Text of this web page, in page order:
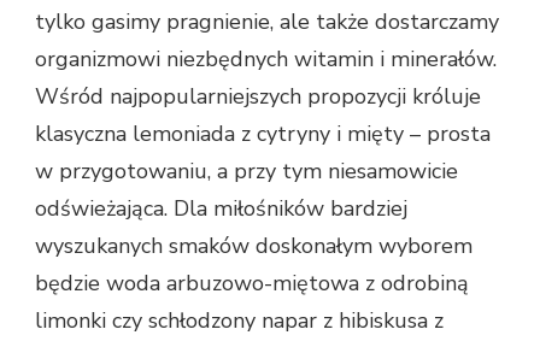
tylko gasimy pragnienie, ale także dostarczamy
organizmowi niezbędnych witamin i minerałów.
Wśród najpopularniejszych propozycji króluje
klasyczna lemoniada z cytryny i mięty – prosta
w przygotowaniu, a przy tym niesamowicie
odświeżająca. Dla miłośników bardziej
wyszukanych smaków doskonałym wyborem
będzie woda arbuzowo-miętowa z odrobiną
limonki czy schłodzony napar z hibiskusa z